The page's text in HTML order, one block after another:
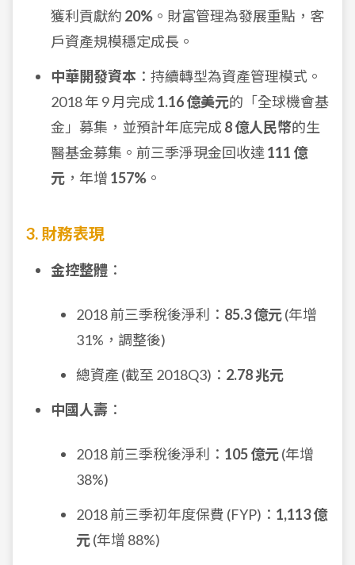
獲利貢獻約 20% 。財富管理為發展重點，客
戶資產規模穩定成長。
中華開發資本 ：持續轉型為資產管理模式。
2018 年 9 月完成 1.16 億美元的「全球機會基
金」募集，並預計年底完成 8 億人民幣的生
醫基金募集。前三季淨現金回收達 111 億
元 ，年增 157% 。
3. 財務表現
金控整體 ：
2018 前三季稅後淨利： 85.3 億元(年增
31%，調整後)
總資產 (截至 2018Q3)： 2.78 兆元
中國人壽 ：
2018 前三季稅後淨利： 105 億元(年增
38%)
2018 前三季初年度保費 (FYP)： 1,113 億
元(年增 88%)